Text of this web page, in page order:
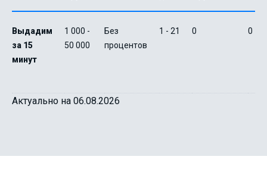
Выдадим
за 15
минут
1 000 -
50 000
Без
процентов
1 - 21 0 0
Актуально на 06.08.2026